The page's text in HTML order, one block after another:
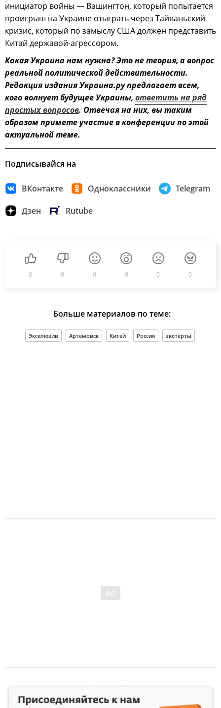
инициатор войны — Вашингтон, который попытается
проигрыш на Украине отыграть через Тайваньский
кризис, который по замыслу США должен представить
Китай державой-агрессором.
Какая Украина нам нужна? Это не теория, а вопрос
реальной политической действительности.
Редакция издания Украина.ру предлагает всем,
кого волнует будущее Украины, ответить на ряд
простых вопросов. Отвечая на них, вы таким
образом примете участие в конференции по этой
актуальной теме.
Подписывайся на
ВКонтакте Одноклассники Telegram
Дзен Rutube
0 0 0 0 0 0
Больше материалов по теме:
Эксклюзив Артемовск Китай Россия эксперты